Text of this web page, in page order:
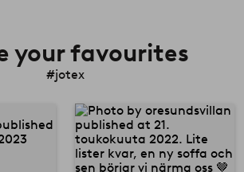
your favourites
#jotex